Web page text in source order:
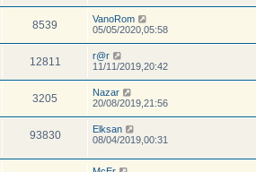
8539
VanoRom
05/05/2020,05:58
12811
r@r
11/11/2019,20:42
3205
Nazar
20/08/2019,21:56
93830
Elksan
08/04/2019,00:31